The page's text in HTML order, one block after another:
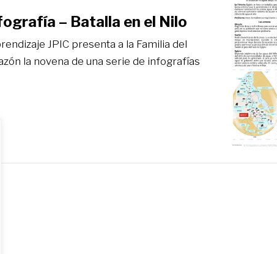
– Batalla en el Nilo
JPIC presenta a la Familia del
la novena de una serie de infografías